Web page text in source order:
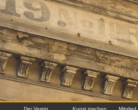
Der Verein
Kunst machen
Mitglied